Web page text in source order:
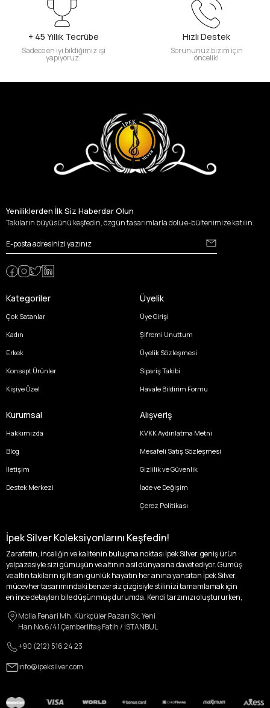
+ 45 Yıllık Tecrübe
Sadece en iyi bildiğimiz işi
yapıyoruz.
Hızlı Destek
Sorununuz bizim için
öncelik!
Yeniliklerden İlk Siz Haberdar Olun
Takıların büyüsünü keşfedin, özgün tasarımlarla dolu e-bültenimize katılın.
Kategoriler
Çok Satanlar
Kadın
Erkek
Konsept Ürünler
Kişiye Özel
Üyelik
Üye Girişi
Şifremi Unuttum
Üyelik Sözleşmesi
Sipariş Takibi
Havale Bildirim Formu
Kurumsal
Hakkımızda
Blog
İletişim
Destek Merkezi
Alışveriş
KVKK Aydınlatma Metni
Mesafeli Satış Sözleşmesi
Gizlilik ve Güvenlik
İade ve Değişim
Çerez Politikası
İpek Silver Koleksiyonlarını Keşfedin!
Zarafetin, inceliğin ve kalitenin buluşma noktası İpek Silver, geniş ürün
yelpazesiyle sizi gümüşün ve altının asil dünyasına davet ediyor. Gümüş
ve altın takıların ışıltısını günlük hayatın her anına yansıtan İpek Silver,
mücevher tasarımındaki benzersiz çizgisiyle stilinizi tamamlamak için
en ince detayları bile düşünmüş durumda. Kendi tarzınızı oluştururken,
özgünlüğünüzü ön plana çıkaracak tasarımlarımızla tanışın.
İpek Silver’da her bir parça, sizin benzersiz hikayenizi anlatıyor. İster
kendinizi ifade etmek için özel bir parça arayışında olun, ister
sevdiklerinize unutulmaz bir hediye vermek isteyin, her zevke ve her anı
ölümsüzleştirecek anlara uygun seçeneklerimizle yanınızdayız.
Molla Fenari Mh. Kürkçüler Pazarı Sk. Yeni
Han No:6/41 Çemberlitaş Fatih / İSTANBUL
+90 (212) 516 24 23
info@ipeksilver.com